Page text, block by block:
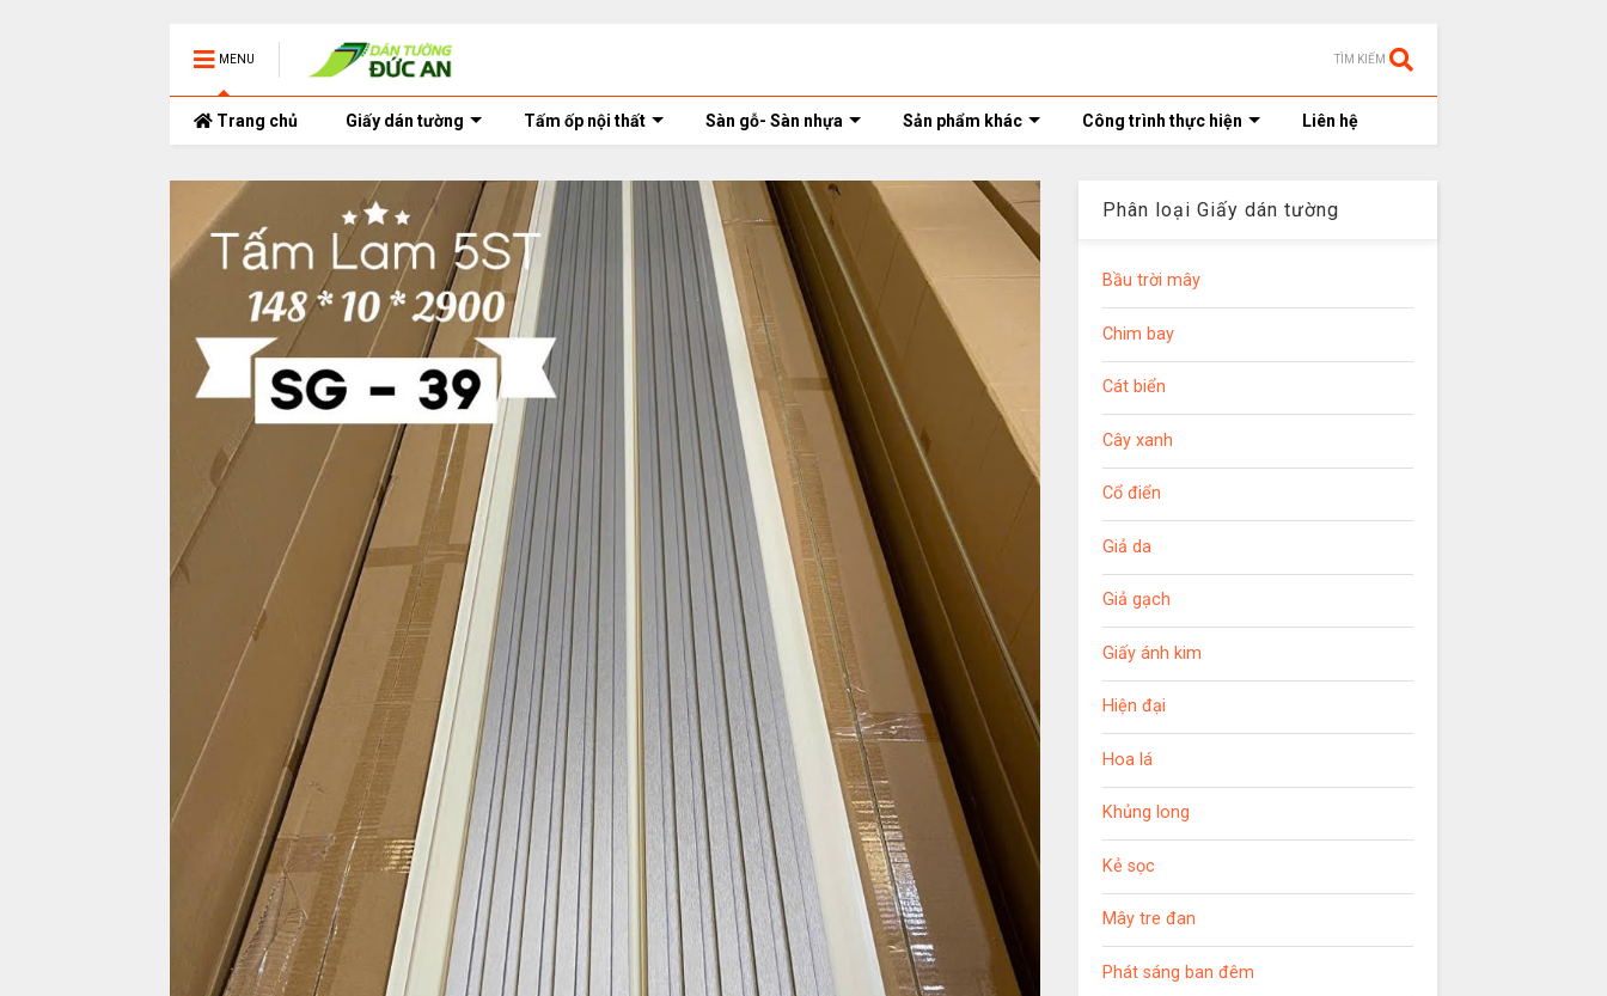
MENU TÌM KIẾM
Trang chủ Giấy dán tường Tấm ốp nội thất Sàn gỗ- Sàn nhựa Sản phẩm khác Công trình thực hiện Liên hệ
Phân loại Giấy dán tường
Bầu trời mây
Chim bay
Cát biển
Cây xanh
Cổ điển
Giả da
Giả gạch
Giấy ánh kim
Hiện đại
Hoa lá
Khủng long
Kẻ sọc
Mây tre đan
Phát sáng ban đêm